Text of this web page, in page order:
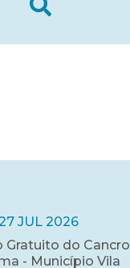
JUL 2026
Gratuito do Cancro
- Município Vila